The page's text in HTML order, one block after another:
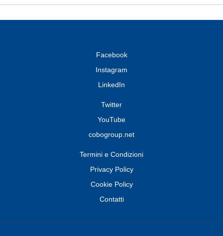
Facebook
Instagram
LinkedIn
Twitter
YouTube
cobogroup.net
Termini e Condizioni
Privacy Policy
Cookie Policy
Contatti